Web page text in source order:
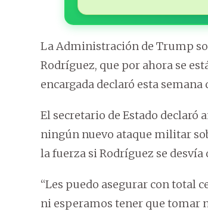
La Administración de Trump
Rodríguez, que por ahora se
encargada declaró esta
El secretario de Estado declaró
ningún nuevo ataque militar
la fuerza si Rodríguez se
“Les puedo asegurar con total
ni esperamos tener que tomar